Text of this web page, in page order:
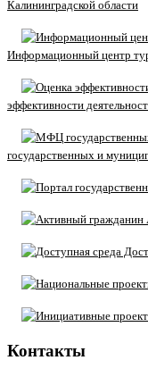
Калининградской области
Информационный центр
эффективности
государственных и
Контакты